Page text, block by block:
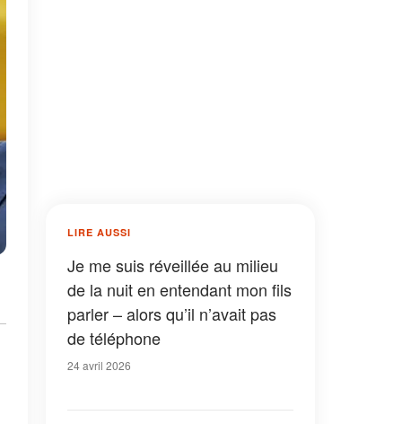
LIRE AUSSI
Je me suis réveillée au milieu
de la nuit en entendant mon fils
parler – alors qu’il n’avait pas
de téléphone
24 avril 2026